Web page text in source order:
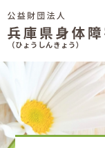
（ひょうしんきょう）